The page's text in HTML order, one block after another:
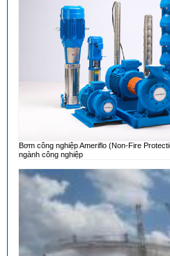
Bơm công nghiệp Ameriflo (Non-Fire
ngành công nghiệp